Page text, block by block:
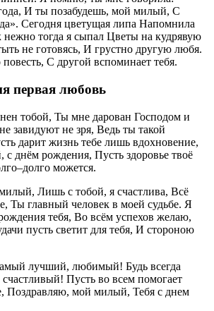
И ты позабудешь, мой милый, С
Сегодня цветущая липа Напомнила
нежно тогда я сыпал Цветы на кудрявую
не готовясь, И грустно другую любя.
С другой вспоминает тебя.
первая любовь
тобой, Ты мне дарован Господом и
завидуют не зря, Ведь ты такой
дарит жизнь тебе лишь вдохновение,
днём рождения, Пусть здоровье твоё
можется.
Лишь с тобой, я счастлива, Всё
Ты главный человек в моей судьбе. Я
тебя, Во всём успехов желаю,
пусть светит для тебя, И стороною
лучший, любимый! Будь всегда
Пусть во всем помогает
Поздравляю, мой милый, Тебя с днем